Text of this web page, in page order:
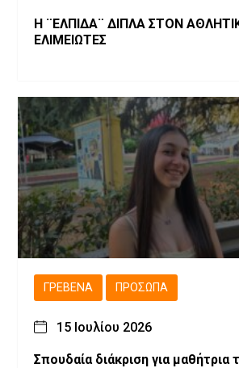
Η ¨ΕΛΠΙΔΑ¨ ΔΙΠΛΑ ΣΤΟΝ
ΕΛΙΜΕΙΩΤΕΣ
ΓΡΕΒΕΝΆ ΠΡΌΣΩΠΑ
15 Ιουλίου 2026
Σπουδαία διάκριση για